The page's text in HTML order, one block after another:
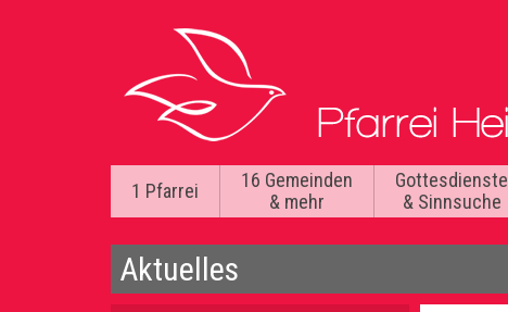
1 Pfarrei
16 Gemeinden
& mehr
Gottesdienste
& Sinnsuche
Aktuelles